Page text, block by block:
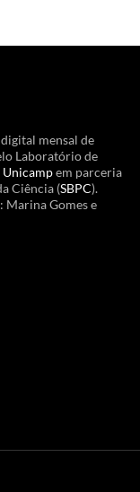
mensal de
Laboratório de
Unicampem parceria
Ciência (SBPC).
Marina Gomes e